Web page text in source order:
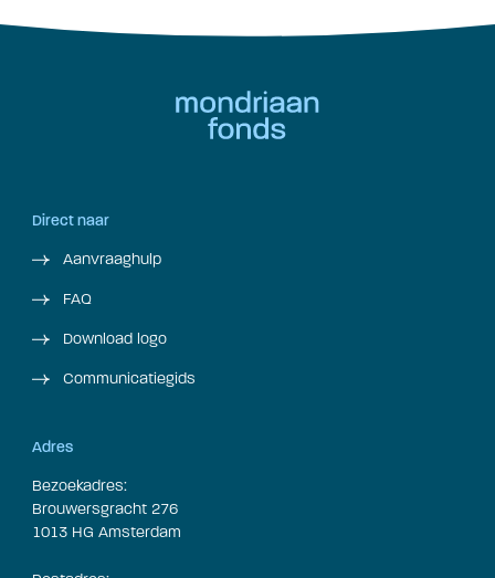
Direct naar
Aanvraaghulp
FAQ
Download logo
Communicatiegids
Adres
Bezoekadres:
Brouwersgracht 276
1013 HG Amsterdam